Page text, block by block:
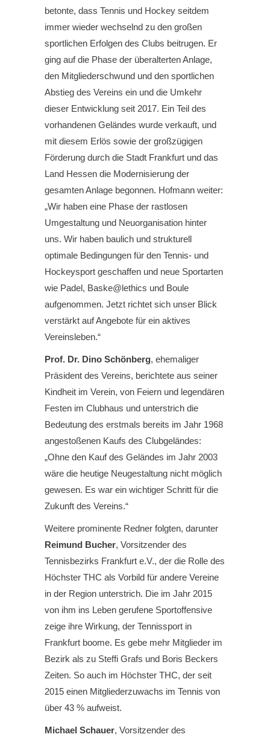
betonte, dass Tennis und Hockey seitdem
immer wieder wechselnd zu den großen
sportlichen Erfolgen des Clubs beitrugen. Er
ging auf die Phase der überalterten Anlage,
den Mitgliederschwund und den sportlichen
Abstieg des Vereins ein und die Umkehr
dieser Entwicklung seit 2017. Ein Teil des
vorhandenen Geländes wurde verkauft, und
mit diesem Erlös sowie der großzügigen
Förderung durch die Stadt Frankfurt und das
Land Hessen die Modernisierung der
gesamten Anlage begonnen. Hofmann weiter:
„Wir haben eine Phase der rastlosen
Umgestaltung und Neuorganisation hinter
uns. Wir haben baulich und strukturell
optimale Bedingungen für den Tennis- und
Hockeysport geschaffen und neue Sportarten
wie Padel, Baske@lethics und Boule
aufgenommen. Jetzt richtet sich unser Blick
verstärkt auf Angebote für ein aktives
Vereinsleben.“
Prof. Dr. Dino Schönberg, ehemaliger
Präsident des Vereins, berichtete aus seiner
Kindheit im Verein, von Feiern und legendären
Festen im Clubhaus und unterstrich die
Bedeutung des erstmals bereits im Jahr 1968
angestoßenen Kaufs des Clubgeländes:
„Ohne den Kauf des Geländes im Jahr 2003
wäre die heutige Neugestaltung nicht möglich
gewesen. Es war ein wichtiger Schritt für die
Zukunft des Vereins.“
Weitere prominente Redner folgten, darunter
Reimund Bucher, Vorsitzender des
Tennisbezirks Frankfurt e.V., der die Rolle des
Höchster THC als Vorbild für andere Vereine
in der Region unterstrich. Die im Jahr 2015
von ihm ins Leben gerufene Sportoffensive
zeige ihre Wirkung, der Tennissport in
Frankfurt boome. Es gebe mehr Mitglieder im
Bezirk als zu Steffi Grafs und Boris Beckers
Zeiten. So auch im Höchster THC, der seit
2015 einen Mitgliederzuwachs im Tennis von
über 43 % aufweist.
Michael Schauer, Vorsitzender des